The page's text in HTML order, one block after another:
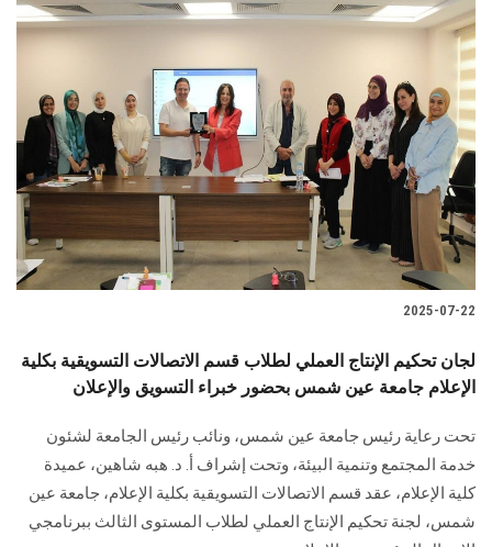
2025-07-22
لجان تحكيم الإنتاج العملي لطلاب قسم الاتصالات التسويقية بكلية
الإعلام جامعة عين شمس بحضور خبراء التسويق والإعلان
تحت رعاية رئيس جامعة عين شمس، ونائب رئيس الجامعة لشئون
خدمة المجتمع وتنمية البيئة، وتحت إشراف أ. د. هبه شاهين، عميدة
كلية الإعلام، عقد قسم الاتصالات التسويقية بكلية الإعلام، جامعة عين
شمس، لجنة تحكيم الإنتاج العملي لطلاب المستوى الثالث ببرنامجي